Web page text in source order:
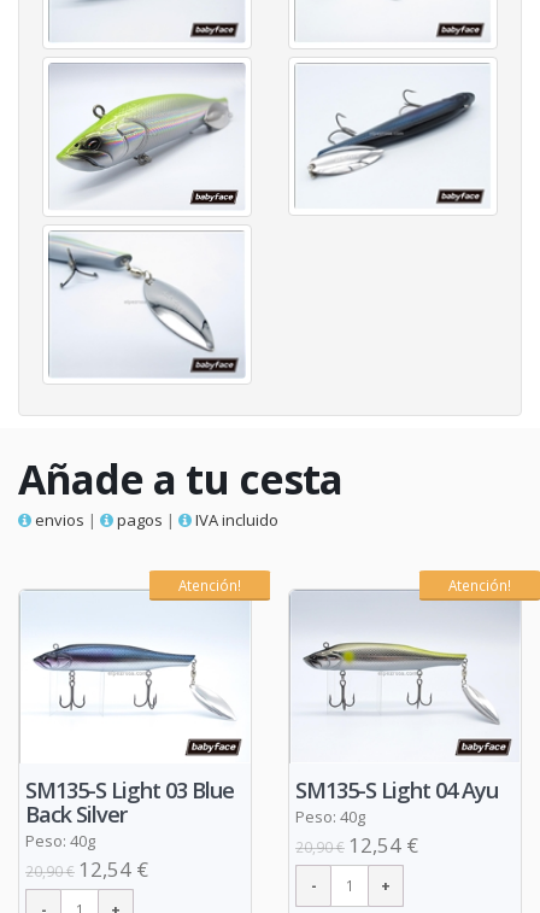
Añade a tu cesta
envios | pagos | IVA incluido
Atención!
SM135-S Light 03 Blue
Back Silver
Peso: 40g
20,90 € 12,54 €
Atención!
SM135-S Light 04 Ayu
Peso: 40g
20,90 € 12,54 €